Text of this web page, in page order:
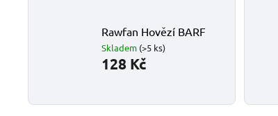
Rawfan Hovězí BARF
Skladem (>5 ks)
128 Kč